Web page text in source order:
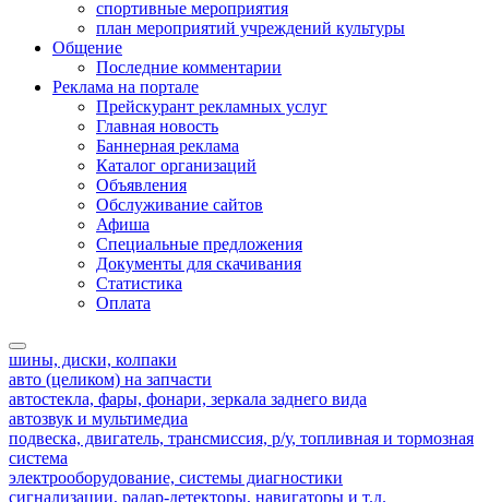
спортивные мероприятия
план мероприятий учреждений культуры
Общение
Последние комментарии
Реклама на портале
Прейскурант рекламных услуг
Главная новость
Баннерная реклама
Каталог организаций
Объявления
Обслуживание сайтов
Афиша
Специальные предложения
Документы для скачивания
Статистика
Оплата
шины, диски, колпаки
авто (целиком) на запчасти
автостекла, фары, фонари, зеркала заднего вида
автозвук и мультимедиа
подвеска, двигатель, трансмиссия, р/у, топливная и тормозная
система
электрооборудование, системы диагностики
сигнализации, радар-детекторы, навигаторы и т.д.